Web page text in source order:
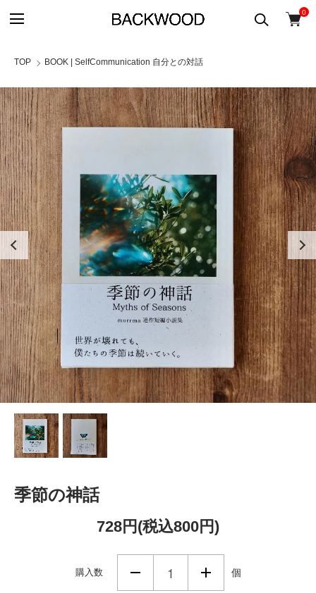
0
TOP BOOK | SelfCommunication 自分との対話
季節の神話
728円(税込800円)
購入数 個